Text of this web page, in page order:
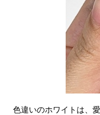
色違いのホワイトは、